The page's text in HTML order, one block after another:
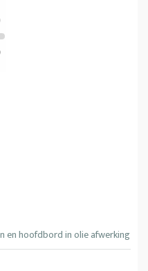
en hoofdbord in olie afwerking